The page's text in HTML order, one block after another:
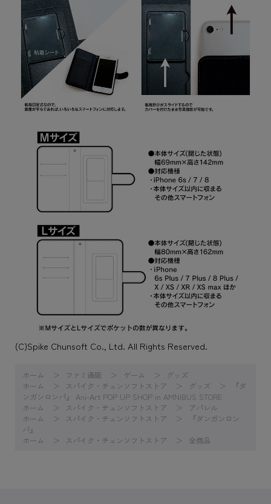
(C)Spike Chunsoft Co., Ltd. All Rights Reserved.
ホーム ファミ通販 ゲーム
グッズ
ホーム
スパイク・チュンソフトストア グッズ
『ダ
ンガンロンパ』 Ani-Art POP UP SHOP in AMNIBUS STORE
ホーム
スパイク・チュンソフトストア
アパレル
ホーム
スパイク・チュンソフトストア
『ダンガンロン
パ』
ホーム
スパイク・チュンソフトストア 全商品